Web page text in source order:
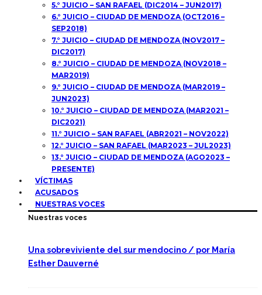
5.° JUICIO – SAN RAFAEL (DIC2014 – JUN2017)
6.° JUICIO – CIUDAD DE MENDOZA (OCT2016 –
SEP2018)
7.° JUICIO – CIUDAD DE MENDOZA (NOV2017 –
DIC2017)
8.° JUICIO – CIUDAD DE MENDOZA (NOV2018 –
MAR2019)
9.° JUICIO – CIUDAD DE MENDOZA (MAR2019 –
JUN2023)
10.° JUICIO – CIUDAD DE MENDOZA (MAR2021 –
DIC2021)
11.° JUICIO – SAN RAFAEL (ABR2021 – NOV2022)
12.° JUICIO – SAN RAFAEL (MAR2023 – JUL2023)
13.° JUICIO – CIUDAD DE MENDOZA (AGO2023 –
PRESENTE)
VÍCTIMAS
ACUSADOS
NUESTRAS VOCES
Nuestras voces
Una sobreviviente del sur mendocino / por María
Esther Dauverné